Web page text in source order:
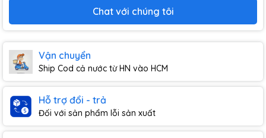
Chat với chúng tôi
Vận chuyển
Ship Cod cả nước từ HN vào HCM
Hỗ trợ đổi - trả
Đối với sản phẩm lỗi sản xuất